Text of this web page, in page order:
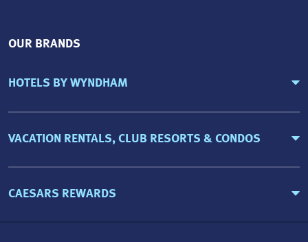
OUR BRANDS
HOTELS BY WYNDHAM
VACATION RENTALS, CLUB RESORTS & CONDOS
CAESARS REWARDS